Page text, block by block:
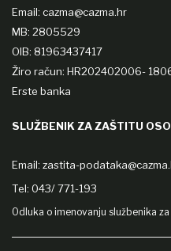
Email: cazma@cazma.hr
MB: 2805529
OIB: 81963437417
Žiro račun: HR202402006-
Erste banka
SLUŽBENIK ZA ZAŠTITU
Email: zastita-
Tel: 043/ 771-193
Odluka o imenovanju službenika